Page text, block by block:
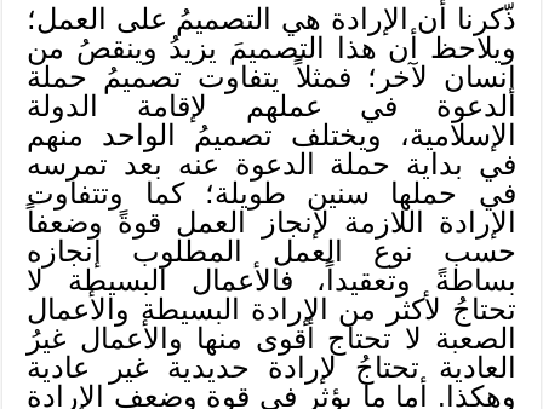
ذّكرنا أن الإرادة هي التصميمُ على العمل؛
ويلاحظ أن هذا التصميمَ يزيدُ وينقصُ من
إنسان لآخر؛ فمثلاً يتفاوت تصميمُ حملة
الدعوة في عملهم لإقامة الدولة
الإسلامية، ويختلف تصميمُ الواحد منهم
في بداية حملة الدعوة عنه بعد تمرسه
في حملها سنين طويلة؛ كما وتتفاوت
الإرادة اللازمة لإنجاز العمل قوةً وضعفاً
حسب نوع العمل المطلوب إنجازه
بساطةً وتعقيداً، فالأعمال البسيطة لا
تحتاجُ لأكثر من الإرادة البسيطة والأعمال
الصعبة لا تحتاج أقوى منها والأعمال غيرُ
العادية تحتاجُ لإرادة حديدية غير عادية
وهكذا. أما ما يؤثر في قوة وضعف الإرادة